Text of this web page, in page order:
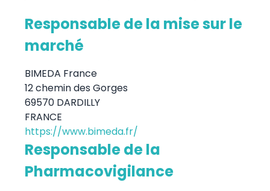
Responsable de la mise sur le
marché
BIMEDA France
12 chemin des Gorges
69570 DARDILLY
FRANCE
https://www.bimeda.fr/
Responsable de la
Pharmacovigilance